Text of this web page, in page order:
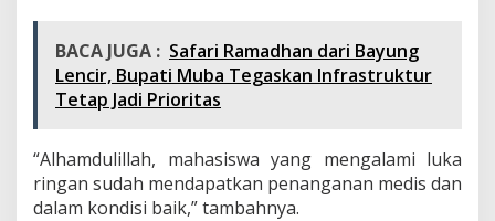
BACA JUGA : Safari Ramadhan dari Bayung
Lencir, Bupati Muba Tegaskan Infrastruktur
Tetap Jadi Prioritas
“Alhamdulillah, mahasiswa yang mengalami luka
ringan sudah mendapatkan penanganan medis dan
dalam kondisi baik,” tambahnya.